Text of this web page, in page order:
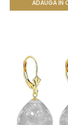
ADAUGA IN